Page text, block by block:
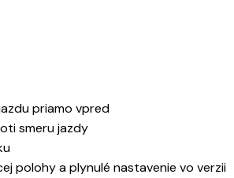
priamo vpred
smeru jazdy
polohy a plynulé nastavenie vo verzii